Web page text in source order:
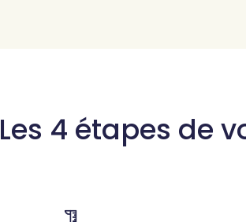
Les 4 étapes de